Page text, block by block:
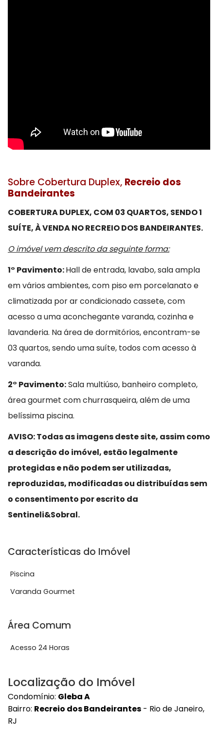
Sobre Cobertura Duplex, Recreio dos
Bandeirantes
COBERTURA DUPLEX, COM 03 QUARTOS, SENDO 1
SUÍTE, À VENDA NO RECREIO DOS BANDEIRANTES.
O imóvel vem descrito da seguinte forma:
1° Pavimento:Hall de entrada, lavabo, sala ampla
em vários ambientes, com piso em porcelanato e
climatizada por ar condicionado cassete, com
acesso a uma aconchegante varanda, cozinha e
lavanderia. Na área de dormitórios, encontram-se
03 quartos, sendo uma suíte, todos com acesso à
varanda.
2° Pavimento:Sala multiúso, banheiro completo,
área gourmet com churrasqueira, além de uma
belíssima piscina.
AVISO: Todas as imagens deste site, assim como
a descrição do imóvel, estão legalmente
protegidas e não podem ser utilizadas,
reproduzidas, modificadas ou distribuídas sem
o consentimento por escrito da
Sentineli&Sobral.
Características do Imóvel
Piscina
Varanda Gourmet
Área Comum
Acesso 24 Horas
Localização do Imóvel
Condomínio: Gleba A
Bairro: Recreio dos Bandeirantes - Rio de Janeiro,
RJ